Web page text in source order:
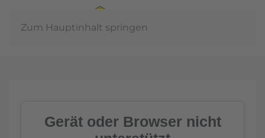
Zum Hauptinhalt springen
Imkern